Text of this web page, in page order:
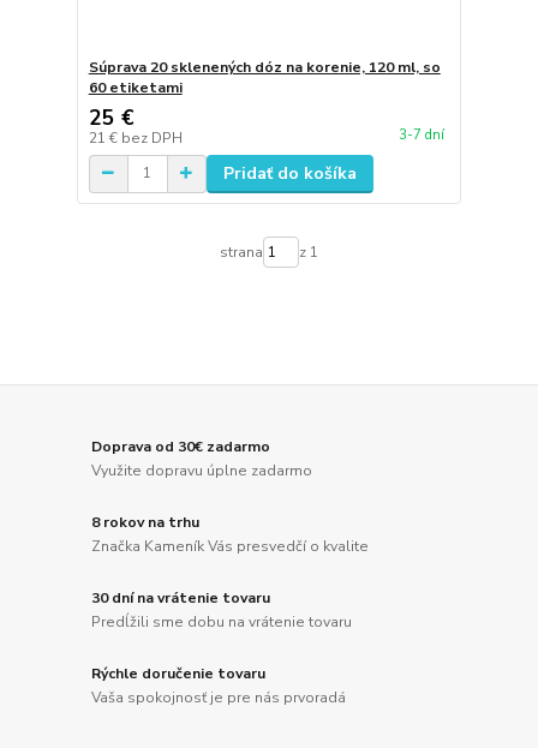
Súprava 20 sklenených dóz na korenie, 120 ml, so
60 etiketami
25 €
21 € bez DPH 3-7 dní
Pridať do košíka
strana z 1
Doprava od 30€ zadarmo
Využite dopravu úplne zadarmo
8 rokov na trhu
Značka Kameník Vás presvedčí o kvalite
30 dní na vrátenie tovaru
Predĺžili sme dobu na vrátenie tovaru
Rýchle doručenie tovaru
Vaša spokojnosť je pre nás prvoradá